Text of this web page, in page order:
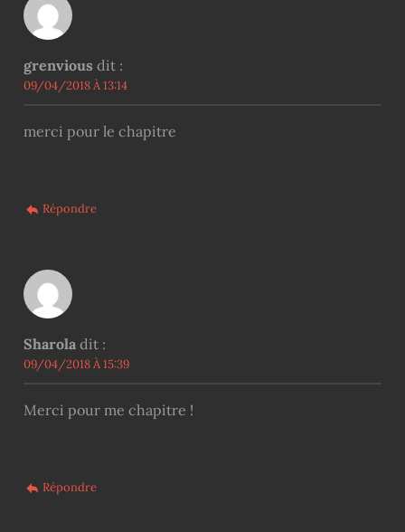
grenvious dit :
09/04/2018 À 13:14
merci pour le chapitre
Répondre
Sharola dit :
09/04/2018 À 15:39
Merci pour me chapitre !
Répondre